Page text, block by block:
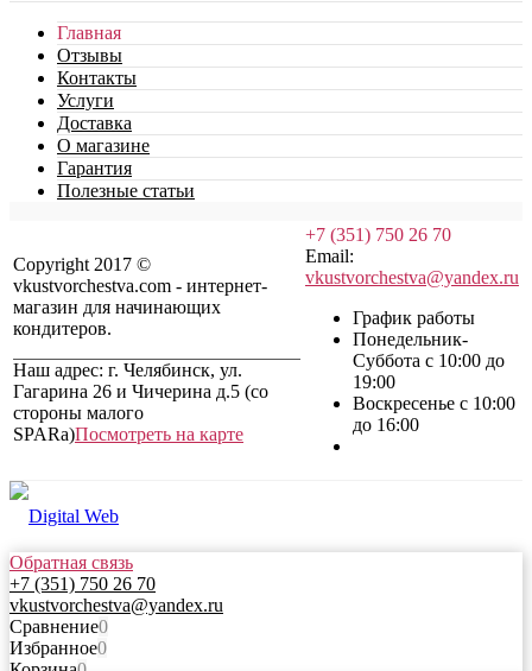
Главная
Отзывы
Контакты
Услуги
Доставка
О магазине
Гарантия
Полезные статьи
Copyright 2017 ©
vkustvorchestva.com - интернет-
магазин для начинающих
кондитеров.
Наш адрес: г. Челябинск, ул.
Гагарина 26 и Чичерина д.5 (со
стороны малого
SPARa)Посмотреть на карте
+7 (351) 750 26 70
Email:
vkustvorchestva@yandex.ru
График работы
Понедельник-
Суббота с 10:00 до
19:00
Воскресенье с 10:00
до 16:00
Обратная связь
+7 (351) 750 26 70
vkustvorchestva@yandex.ru
Сравнение0
Избранное0